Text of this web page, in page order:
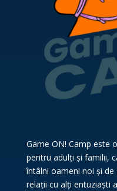
Game ON! Camp este
pentru adulți și familii,
întâlni oameni noi și
relații cu alți entuziaști